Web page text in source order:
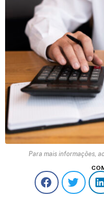
Para mais informações,